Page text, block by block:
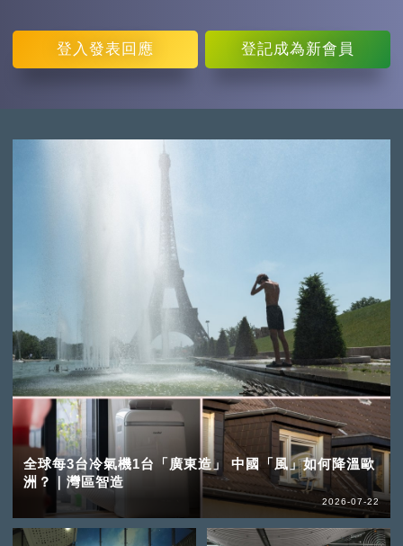
登入 發表回應 登記成為新會員
全球每3台冷氣機1台「廣東造」 中國「風」如何降溫歐
洲？｜灣區智造
2026-07-22